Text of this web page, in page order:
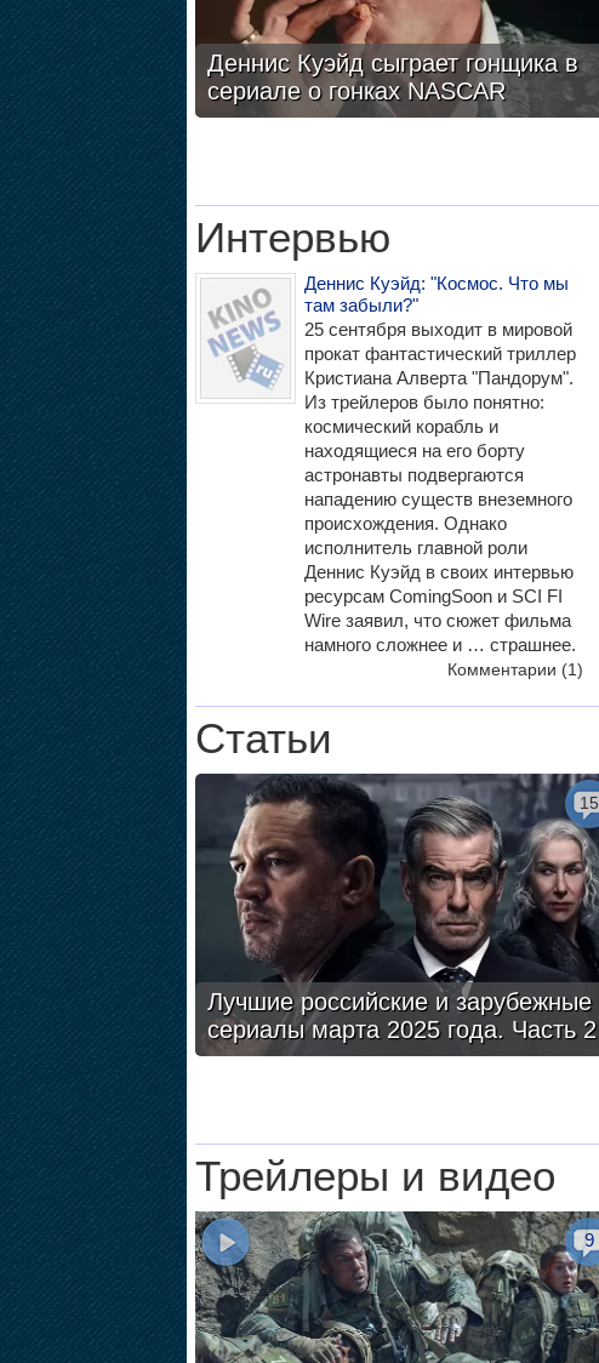
Деннис Куэйд сыграет гонщика в
сериале о гонках NASCAR
Интервью
Деннис Куэйд: "Космос. Что мы
там забыли?"
25 сентября выходит в мировой
прокат фантастический триллер
Кристиана Алверта "Пандорум".
Из трейлеров было понятно:
космический корабль и
находящиеся на его борту
астронавты подвергаются
нападению существ внеземного
происхождения. Однако
исполнитель главной роли
Деннис Куэйд в своих интервью
ресурсам ComingSoon и SCI FI
Wire заявил, что сюжет фильма
намного сложнее и … страшнее.
Комментарии (1)
Статьи
Лучшие российские и зарубежные
сериалы марта 2025 года. Часть 2
15
Трейлеры и видео
9